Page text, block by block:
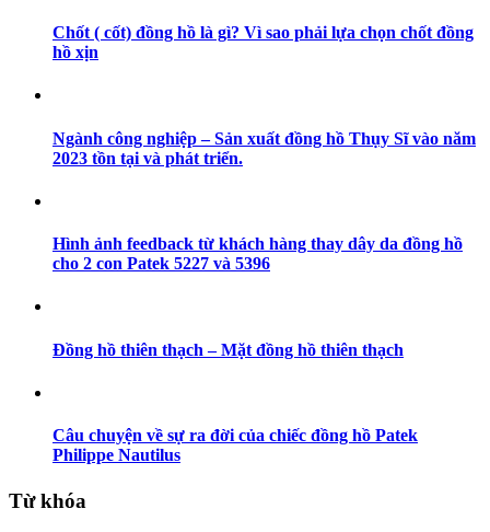
Chốt ( cốt) đồng hồ là gì? Vì sao phải lựa chọn chốt đồng
hồ xịn
Ngành công nghiệp – Sản xuất đồng hồ Thụy Sĩ vào năm
2023 tồn tại và phát triển.
Hình ảnh feedback từ khách hàng thay dây da đồng hồ
cho 2 con Patek 5227 và 5396
Đồng hồ thiên thạch – Mặt đồng hồ thiên thạch
Câu chuyện về sự ra đời của chiếc đồng hồ Patek
Philippe Nautilus
Từ khóa